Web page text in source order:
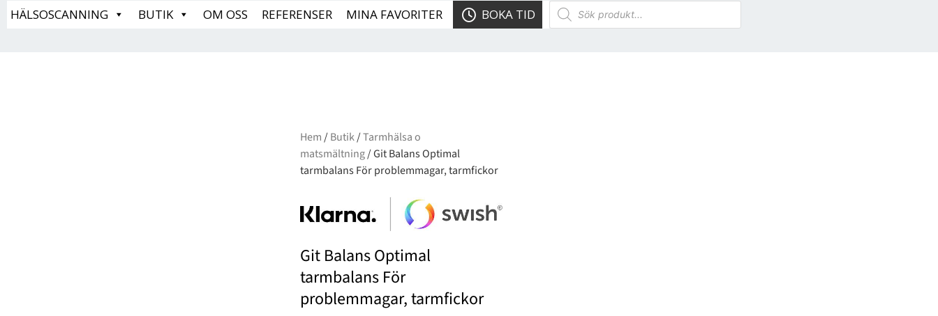
HÄLSOSCANNING BUTIK OM OSS REFERENSER MINA FAVORITER BOKA TID
Hem/Butik/Tarmhälsa o
matsmältning/ Git Balans Optimal
tarmbalans För problemmagar, tarmfickor
Git Balans Optimal
tarmbalans För
problemmagar, tarmfickor